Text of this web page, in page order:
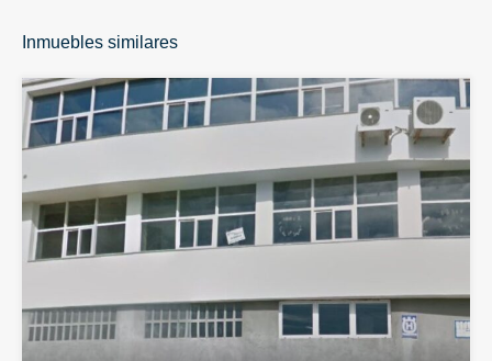
Inmuebles similares